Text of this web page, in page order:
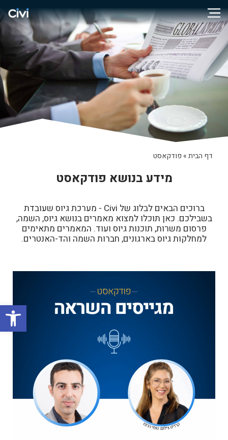
דף הבית» פודקאסט
מידע בנושא פודקאסט
ברוכים הבאים לבלוג של Civi - מערכת גיוס שעובדת
בשבילכם. כאן תוכלו למצוא מאמרים בנושא גיוס, השמה,
פרסום משרות, תוכנות גיוס ועוד. המאמרים מתאימים
למחלקות גיוס בארגונים, חברות השמה והד-האנטרים.
פתח